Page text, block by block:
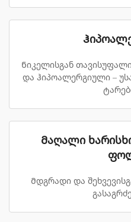
Ნიკელისგან
და ჰიპოალერგიული –
Მაღალი
Მდგრადი და